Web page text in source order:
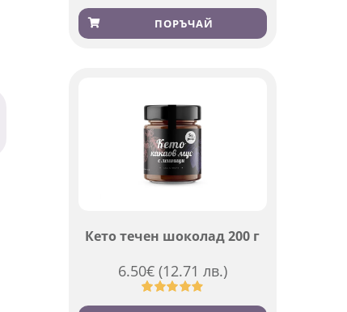
Оценен
4.84от 5,
базирано
369
ПОРЪЧАЙ
Кето течен шоколад 200 г
6.50€ (12.71 лв.)
Оценен
501